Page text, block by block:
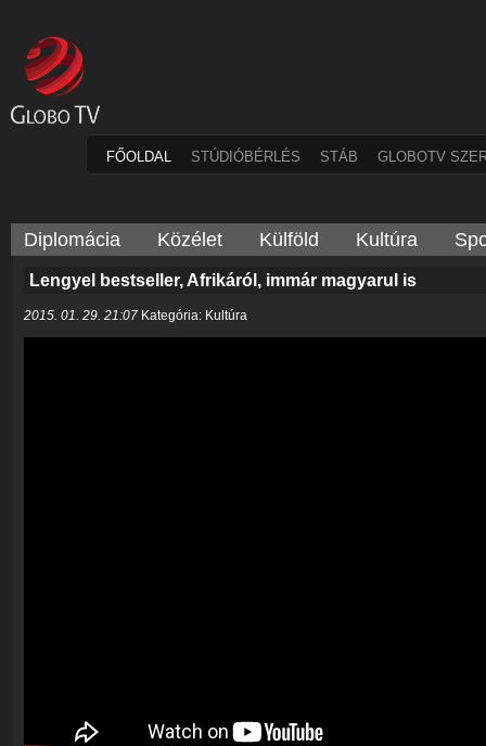
FŐOLDAL STÚDIÓBÉRLÉS STÁB GLOBOTV
Diplomácia Közélet Külföld Kultúra
Lengyel bestseller, Afrikáról, immár magyarul is
2015. 01. 29. 21:07 Kategória: Kultúra